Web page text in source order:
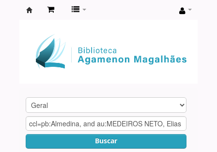
Agamenon
Magalhães
Buscar